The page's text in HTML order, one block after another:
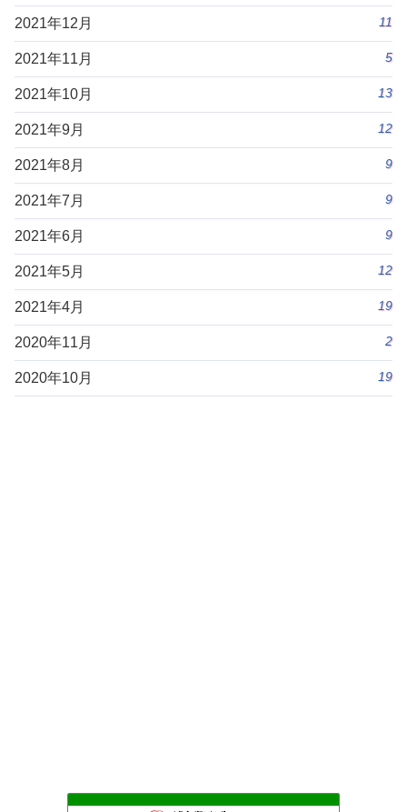
2021年12月 11
2021年11月 5
2021年10月 13
2021年9月 12
2021年8月 9
2021年7月 9
2021年6月 9
2021年5月 12
2021年4月 19
2020年11月 2
2020年10月 19